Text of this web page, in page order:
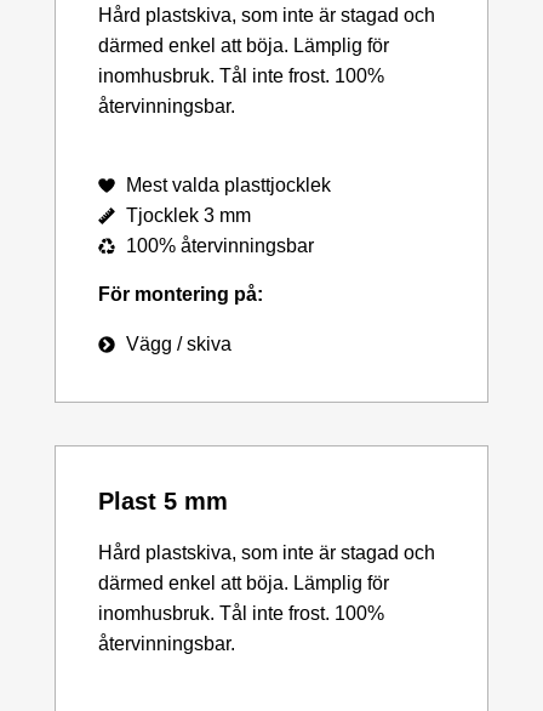
Hård plastskiva, som inte är stagad och
därmed enkel att böja. Lämplig för
inomhusbruk. Tål inte frost. 100%
återvinningsbar.
Mest valda plasttjocklek
Tjocklek 3 mm
100% återvinningsbar
För montering på:
Vägg / skiva
Plast 5 mm
Hård plastskiva, som inte är stagad och
därmed enkel att böja. Lämplig för
inomhusbruk. Tål inte frost. 100%
återvinningsbar.